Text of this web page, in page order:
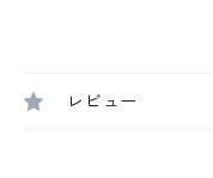
レビュー